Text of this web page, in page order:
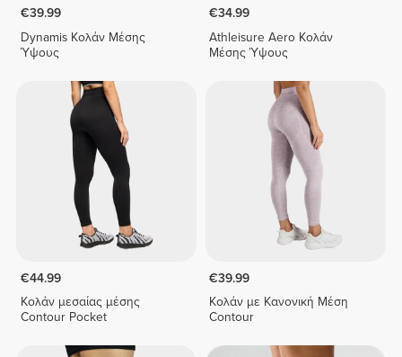
€39.99
Dynamis Κολάν Μέσης
Ύψους
€34.99
Athleisure Aero Κολάν
Μέσης Ύψους
€44.99
Κολάν μεσαίας μέσης
Contour Pocket
€39.99
Κολάν με Κανονική Μέση
Contour